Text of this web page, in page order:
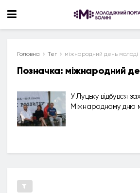
Головна Тег міжнародний день молоді
Позначка: міжнародний
У Луцьку відбувся
Міжнародному дню